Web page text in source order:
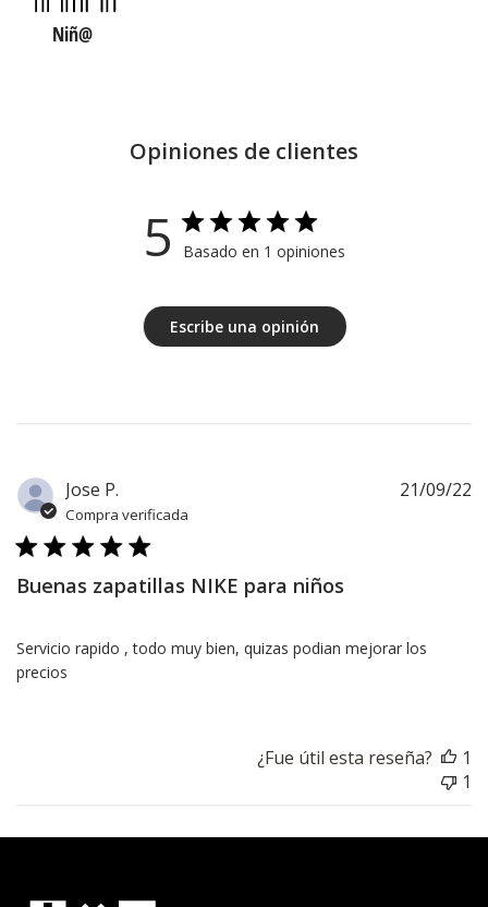
Niñ@
Opiniones de clientes
5 Basado en 1 opiniones
Escribe una opinión
Jose P.
Compra verificada
Buenas zapatillas NIKE para niños
Servicio rapido , todo muy bien, quizas podian mejorar los
precios
21/09/22
¿Fue útil esta reseña?
1
1